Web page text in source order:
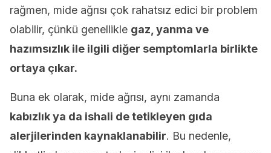
rağmen, mide ağrısı çok rahatsız edici bir problem
olabilir, çünkü genellikle gaz, yanma ve
hazımsızlık ile ilgili diğer semptomlarla birlikte
ortaya çıkar.
Buna ek olarak, mide ağrısı, aynı zamanda
kabızlık ya da ishali de tetikleyen gıda
alerjilerinden kaynaklanabilir. Bu nedenle,